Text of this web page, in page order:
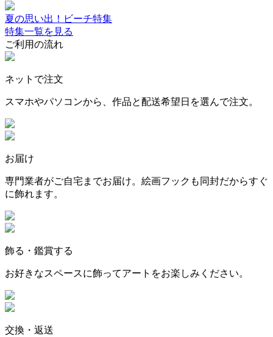
夏の思い出！ビーチ特集
特集一覧を見る
ご利用の流れ
ネットで注文
スマホやパソコンから、作品と配送希望日を選んで注文。
お届け
専門業者がご自宅までお届け。絵画フックも同封だからすぐ
に飾れます。
飾る・鑑賞する
お好きなスペースに飾ってアートをお楽しみください。
交換・返送